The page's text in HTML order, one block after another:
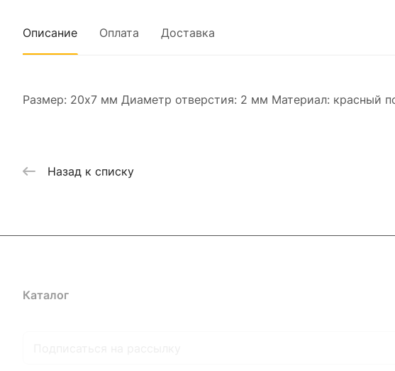
Описание Оплата Доставка
Размер: 20х7 мм Диаметр отверстия: 2 мм Материал: красный
Назад к списку
Каталог